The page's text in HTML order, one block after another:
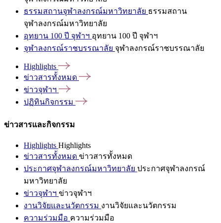
ธรรมสถานจุฬาลงกรณ์มหาวิทยาลัย ธรรมสถาน
จุฬาลงกรณ์มหาวิทยาลัย
อุทยาน 100 ปี จุฬาฯ อุทยาน 100 ปี จุฬาฯ
จุฬาลงกรณ์ราชบรรณาลัย จุฬาลงกรณ์ราชบรรณาลัย
Highlights
ข่าวสารทั้งหมด
ข่าวจุฬาฯ
ปฏิทินกิจกรรม
ข่าวสารและกิจกรรม
Highlights Highlights
ข่าวสารทั้งหมด ข่าวสารทั้งหมด
ประกาศจุฬาลงกรณ์มหาวิทยาลัย ประกาศจุฬาลงกรณ์
มหาวิทยาลัย
ข่าวจุฬาฯ ข่าวจุฬาฯ
งานวิจัยและนวัตกรรม งานวิจัยและนวัตกรรม
ความร่วมมือ ความร่วมมือ